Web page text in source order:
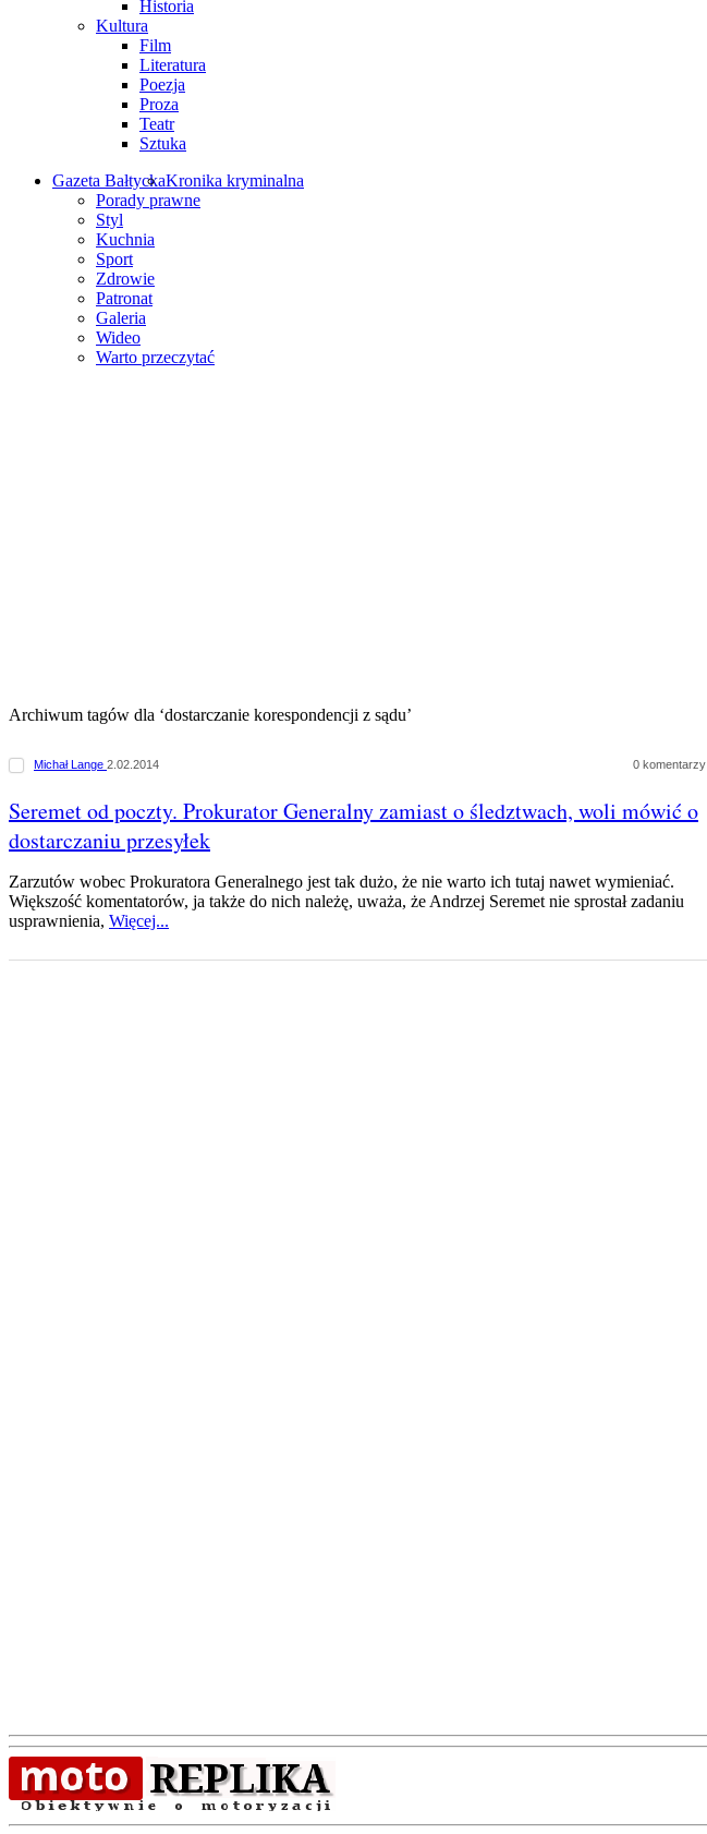
Historia
Kultura
Film
Literatura
Poezja
Proza
Teatr
Sztuka
Gazeta BałtyckaKronika kryminalna
Porady prawne
Styl
Kuchnia
Sport
Zdrowie
Patronat
Galeria
Wideo
Warto przeczytać
Archiwum tagów dla ‘dostarczanie korespondencji z sądu’
Michał Lange 2.02.2014 0 komentarzy
Seremet od poczty. Prokurator Generalny zamiast o śledztwach, woli mówić o
dostarczaniu przesyłek
Zarzutów wobec Prokuratora Generalnego jest tak dużo, że nie warto ich tutaj nawet wymieniać.
Większość komentatorów, ja także do nich należę, uważa, że Andrzej Seremet nie sprostał zadaniu
usprawnienia, Więcej...